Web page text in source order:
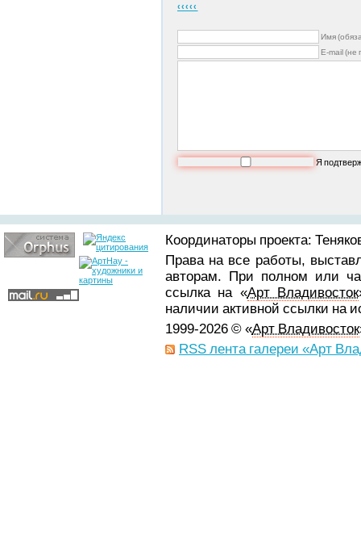
‹‹‹‹‹
Имя
E-mail (не
Я
Координаторы проекта:
Права на все работы,
авторам. При полном или
ссылка на «Арт Владивосток
наличии активной ссылки на
1999-2026 © «Арт Владивосток
RSS лента галереи «Арт